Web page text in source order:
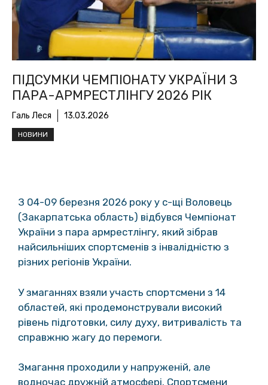
ПІДСУМКИ ЧЕМПІОНАТУ УКРАЇНИ З
ПАРА-АРМРЕСТЛІНГУ 2026 РІК
Галь Леся 13.03.2026
НОВИНИ
З 04-09 березня 2026 року у с-щі Воловець
(Закарпатська область) відбувся Чемпіонат
України з пара армрестлінгу, який зібрав
найсильніших спортсменів з інвалідністю з
різних регіонів України.
У змаганнях взяли участь спортсмени з 14
областей, які продемонстрували високий
рівень підготовки, силу духу, витривалість та
справжню жагу до перемоги.
Змагання проходили у напруженій, але
водночас дружній атмосфері. Спортсмени